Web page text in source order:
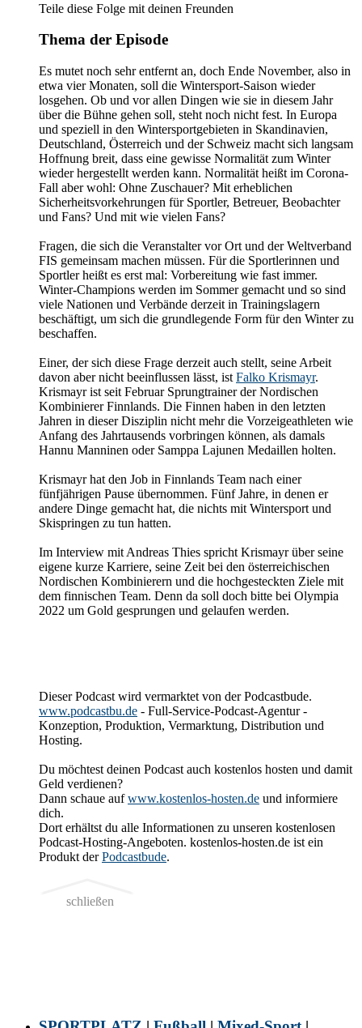
Teile diese Folge mit deinen Freunden
Thema der Episode
Es mutet noch sehr entfernt an, doch Ende November, also in
etwa vier Monaten, soll die Wintersport-Saison wieder
losgehen. Ob und vor allen Dingen wie sie in diesem Jahr
über die Bühne gehen soll, steht noch nicht fest. In Europa
und speziell in den Wintersportgebieten in Skandinavien,
Deutschland, Österreich und der Schweiz macht sich langsam
Hoffnung breit, dass eine gewisse Normalität zum Winter
wieder hergestellt werden kann. Normalität heißt im Corona-
Fall aber wohl: Ohne Zuschauer? Mit erheblichen
Sicherheitsvorkehrungen für Sportler, Betreuer, Beobachter
und Fans? Und mit wie vielen Fans?
Fragen, die sich die Veranstalter vor Ort und der Weltverband
FIS gemeinsam machen müssen. Für die Sportlerinnen und
Sportler heißt es erst mal: Vorbereitung wie fast immer.
Winter-Champions werden im Sommer gemacht und so sind
viele Nationen und Verbände derzeit in Trainingslagern
beschäftigt, um sich die grundlegende Form für den Winter zu
beschaffen.
Einer, der sich diese Frage derzeit auch stellt, seine Arbeit
davon aber nicht beeinflussen lässt, ist Falko Krismayr.
Krismayr ist seit Februar Sprungtrainer der Nordischen
Kombinierer Finnlands. Die Finnen haben in den letzten
Jahren in dieser Disziplin nicht mehr die Vorzeigeathleten wie
Anfang des Jahrtausends vorbringen können, als damals
Hannu Manninen oder Samppa Lajunen Medaillen holten.
Krismayr hat den Job in Finnlands Team nach einer
fünfjährigen Pause übernommen. Fünf Jahre, in denen er
andere Dinge gemacht hat, die nichts mit Wintersport und
Skispringen zu tun hatten.
Im Interview mit Andreas Thies spricht Krismayr über seine
eigene kurze Karriere, seine Zeit bei den österreichischen
Nordischen Kombinierern und die hochgesteckten Ziele mit
dem finnischen Team. Denn da soll doch bitte bei Olympia
2022 um Gold gesprungen und gelaufen werden.
Dieser Podcast wird vermarktet von der Podcastbude.
www.podcastbu.de - Full-Service-Podcast-Agentur -
Konzeption, Produktion, Vermarktung, Distribution und
Hosting.
Du möchtest deinen Podcast auch kostenlos hosten und damit
Geld verdienen?
Dann schaue aufwww.kostenlos-hosten.de und informiere
dich.
Dort erhältst du alle Informationen zu unseren kostenlosen
Podcast-Hosting-Angeboten. kostenlos-hosten.de ist ein
Produkt derPodcastbude.
schließen